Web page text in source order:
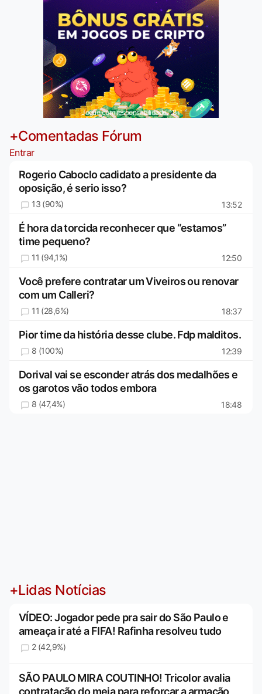
Jogue com responsabilidade. 18+
+Comentadas Fórum
Entrar
Rogerio Caboclo cadidato a presidente da
oposição, é serio isso?
13 (90%) 13:52
É hora da torcida reconhecer que “estamos”
time pequeno?
11 (94,1%) 12:50
Você prefere contratar um Viveiros ou renovar
com um Calleri?
11 (28,6%) 18:37
Pior time da história desse clube. Fdp malditos.
8 (100%) 12:39
Dorival vai se esconder atrás dos medalhões e
os garotos vão todos embora
8 (47,4%) 18:48
+Lidas Notícias
VÍDEO: Jogador pede pra sair do São Paulo e
ameaça ir até a FIFA! Rafinha resolveu tudo
2 (42,9%)
SÃO PAULO MIRA COUTINHO! Tricolor avalia